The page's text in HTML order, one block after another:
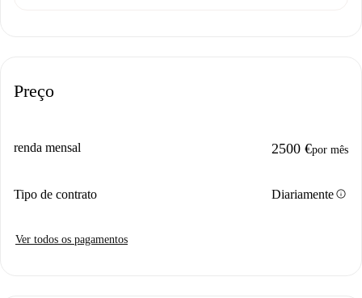
Preço
renda mensal 2500 €por mês
Tipo de contrato Diariamenteinfo
Ver todos os pagamentos